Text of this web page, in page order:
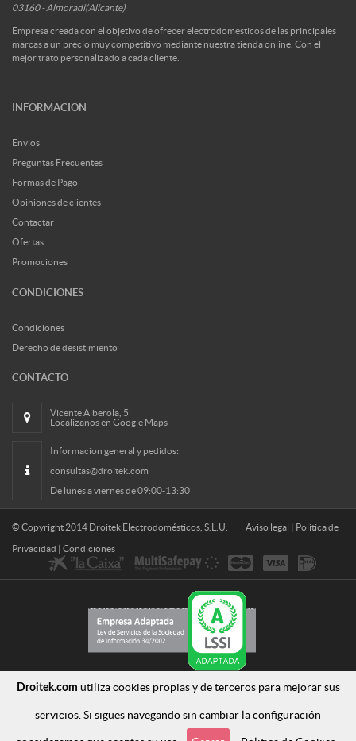
Droitek.com utiliza cookies propias y de terceros para mejorar sus
servicios. Si sigues navegando sin cambiar la configuración
03160-Almoradi(Alicante)
Empresa creada con el objetivo de ofrecer electrodomesticos de las principales
marcas a un precio muy competitivo mediante nuestra tienda online. Con el
mejor trato personalizado a cada cliente.
INFORMACION
Envios
Preguntas Frecuentes
Formas de Pago
Opiniones de clientes
Contactar
Ofertas
Promociones
CONDICIONES
Condiciones
Derecho de desistimiento
CONTACTO
Vicente Alberola, 5
Localizanos en Google Maps
Informacion general y pedidos:
consultas@droitek.com
De lunes a viernes de 09:00-13:30
© Copyright 2014 Droitek Electrodomésticos, S.L.U. Aviso legal Politica de
Privacidad Condiciones